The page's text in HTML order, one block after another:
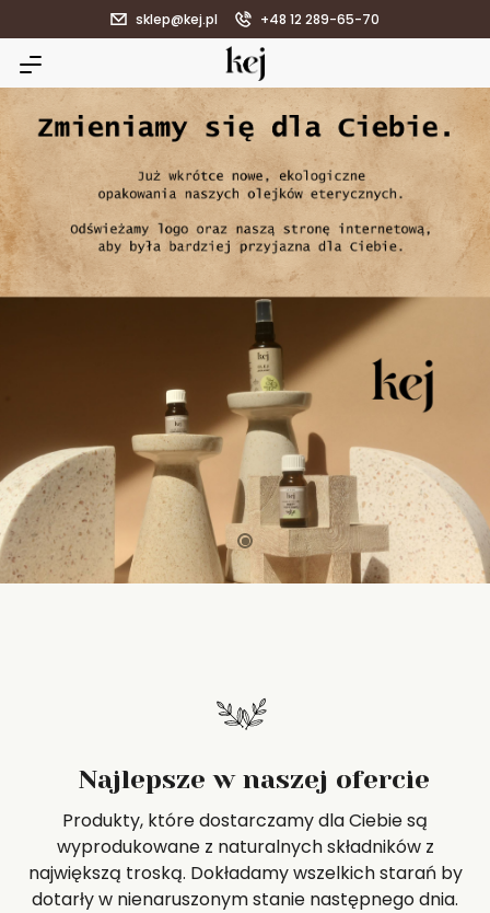
sklep@kej.pl +48 12 289-65-70
KEJ – producent
Najlepsze w naszej ofercie
Produkty, które dostarczamy dla Ciebie są
wyprodukowane z naturalnych składników z
największą troską. Dokładamy wszelkich starań by
dotarły w nienaruszonym stanie następnego dnia.